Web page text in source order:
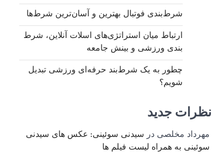
شرط‌بندی فوتبال بهترین و آسان‌ترین شرط‌ها
ارتباط میان استراتژی‌های اسلات آنلاین، شرط‌
بندی ورزشی و بینش جامعه
چطور به یک شرط‌بند حرفه‌ای ورزشی تبدیل
شویم؟
نظرات جدید
مهرداد مخلصی درسیدنی سوئینی: عکس های سیدنی
سوئینی به همراه لیست فیلم ها